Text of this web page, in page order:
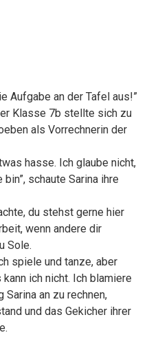
Aufgabe an der Tafel aus!”
Klasse 7b stellte sich zu
als Vorrechnerin der
hasse. Ich glaube nicht,
schaute Sarina ihre
du stehst gerne hier
wenn andere dir
Sole.
spiele und tanze, aber
ich nicht. Ich blamiere
an zu rechnen,
und das Gekicher ihrer